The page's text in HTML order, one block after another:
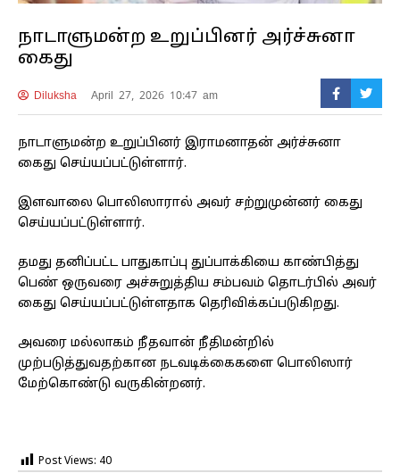
நாடாளுமன்ற உறுப்பினர் அர்ச்சுனா
கைது
Diluksha April 27, 2026 10:47 am
நாடாளுமன்ற உறுப்பினர் இராமனாதன் அர்ச்சுனா
கைது செய்யப்பட்டுள்ளார்.
இளவாலை பொலிஸாரால் அவர் சற்றுமுன்னர் கைது
செய்யப்பட்டுள்ளார்.
தமது தனிப்பட்ட பாதுகாப்பு துப்பாக்கியை காண்பித்து
பெண் ஒருவரை அச்சுறுத்திய சம்பவம் தொடர்பில் அவர்
கைது செய்யப்பட்டுள்ளதாக தெரிவிக்கப்படுகிறது.
அவரை மல்லாகம் நீதவான் நீதிமன்றில்
முற்படுத்துவதற்கான நடவடிக்கைகளை பொலிஸார்
மேற்கொண்டு வருகின்றனர்.
Post Views: 40